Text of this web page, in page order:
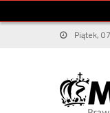
Piątek,